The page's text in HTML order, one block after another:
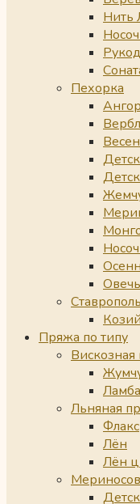
Нить
Пехорка
Пряжа по типу
Льняная
Флакс
Лён
Лён